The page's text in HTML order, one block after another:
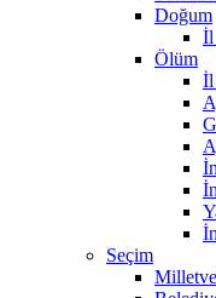
Doğum
İl
Ölüm
İl
Seçim